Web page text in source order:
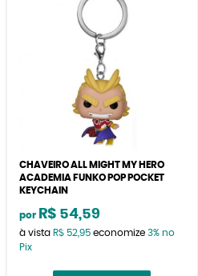
CHAVEIRO ALL MIGHT MY HERO
ACADEMIA FUNKO POP POCKET
KEYCHAIN
por R$ 54,59
à vista R$ 52,95economize 3% no
Pix